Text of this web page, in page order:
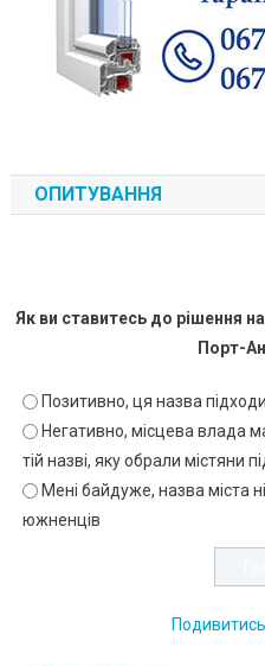
ОПИТУВАННЯ
Як ви ставитесь до рішення
Порт-
Позитивно, ця назва
Негативно, місцева влада
тій назві, яку обрали містяни
Мені байдуже, назва міста
южненців